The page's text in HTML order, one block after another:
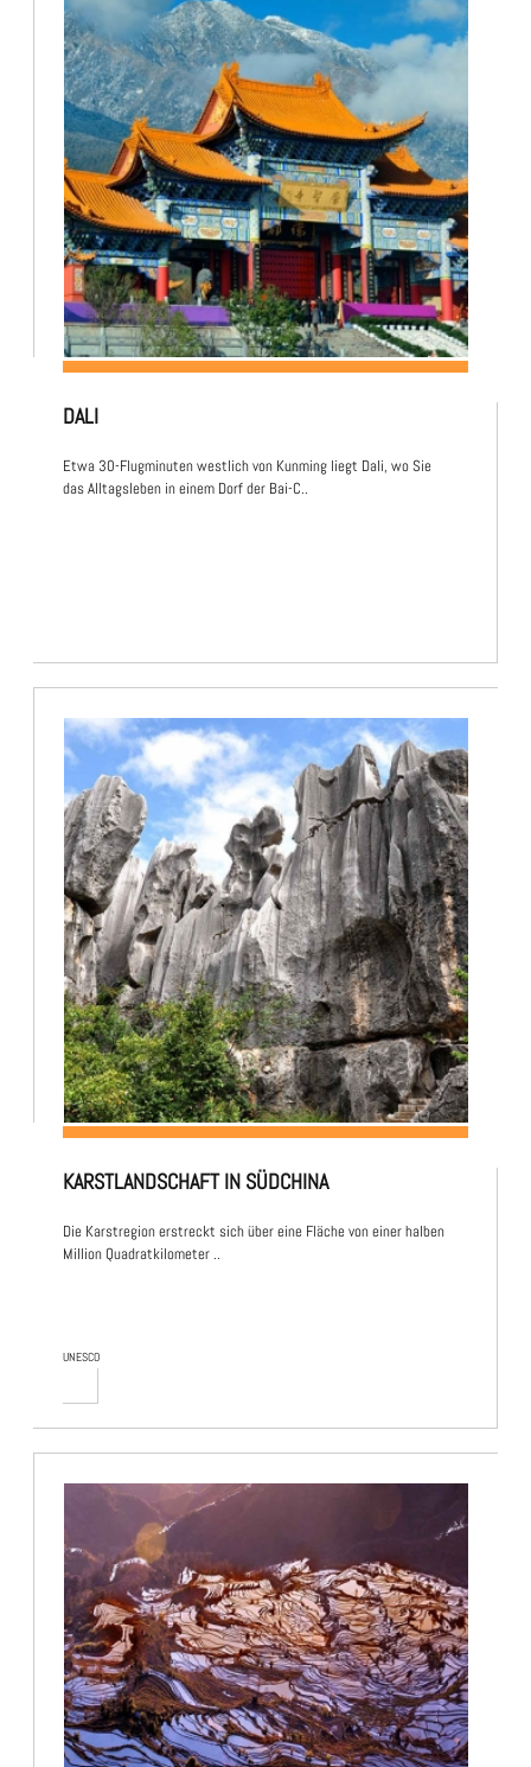
DALI
Etwa 30-Flugminuten westlich von Kunming liegt Dali, wo Sie
das Alltagsleben in einem Dorf der Bai-C..
UNESCO
KARSTLANDSCHAFT IN SÜDCHINA
Die Karstregion erstreckt sich über eine Fläche von einer halben
Million Quadratkilometer ..